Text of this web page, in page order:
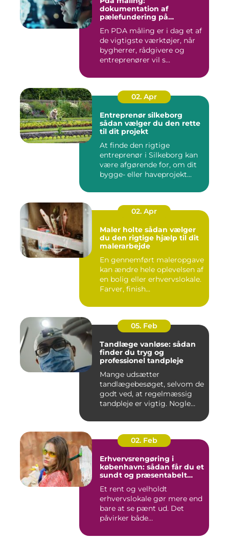
dokumentation af
pælefundering på
En PDA måling er i dag et af
de vigtigste værktøjer, når
bygherrer, rådgivere og
entreprenører vil s...
02. Apr
Entreprenør silkeborg
sådan vælger du den rette
til dit projekt
At finde den rigtige
entreprenør i Silkeborg kan
være afgørende for, om dit
bygge- eller haveprojekt...
02. Apr
Maler holte sådan vælger
du den rigtige hjælp til dit
malerarbejde
En gennemført maleropgave
kan ændre hele oplevelsen af
en bolig eller erhvervslokale.
Farver, finish...
05. Feb
Tandlæge vanløse: sådan
finder du tryg og
professionel tandpleje
Mange udsætter
tandlægebesøget, selvom de
godt ved, at regelmæssig
tandpleje er vigtig. Nogle
02. Feb
Erhvervsrengøring i
københavn: sådan får du et
sundt og præsentabelt
Et rent og velholdt
erhvervslokale gør mere end
bare at se pænt ud. Det
påvirker både